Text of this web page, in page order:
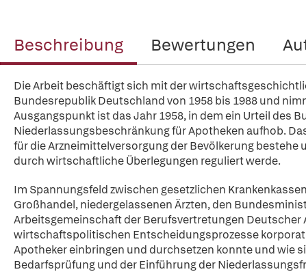
Beschreibung Bewertungen
Die Arbeit beschäftigt sich mit der
Bundesrepublik Deutschland von 1958 bis 1988 und
Ausgangspunkt ist das Jahr 1958, in dem ein Urteil des
Niederlassungsbeschränkung für Apotheken aufhob.
für die Arzneimittelversorgung der Bevölkerung
durch wirtschaftliche Überlegungen reguliert werde.
Im Spannungsfeld zwischen gesetzlichen
Großhandel, niedergelassenen Ärzten, den
Arbeitsgemeinschaft der Berufsvertretungen Deutscher
wirtschaftspolitischen Entscheidungsprozesse
Apotheker einbringen und durchsetzen konnte und wie
Bedarfsprüfung und der Einführung der